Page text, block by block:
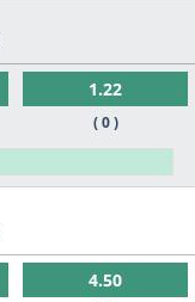
1.22
( 0 )
4.50